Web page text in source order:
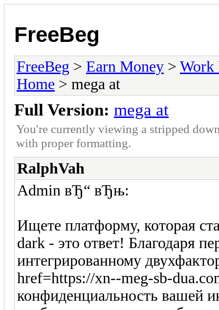
FreeBeg
FreeBeg > Earn Money > Work
Home > mega at
Full Version: mega at
You're currently viewing a stripped
with proper formatting.
RalphVah
Admin вЂ“ вЂњ:
Ищете платформу, которая
dark - это ответ! Благодаря
интегрированному
href=https://xn--meg-sb-
конфиденциальность вашей